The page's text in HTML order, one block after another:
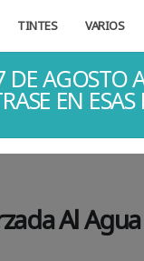
TINTES VARIOS
AGOSTO
EN ESAS
Al